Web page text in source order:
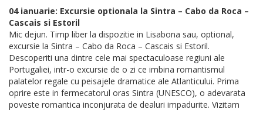
04 ianuarie: Excursie optionala la Sintra – Cabo da Roca –
Cascais si Estoril
Mic dejun. Timp liber la dispozitie in Lisabona sau, optional,
excursie la Sintra – Cabo da Roca – Cascais si Estoril.
Descoperiti una dintre cele mai spectaculoase regiuni ale
Portugaliei, intr-o excursie de o zi ce imbina romantismul
palatelor regale cu peisajele dramatice ale Atlanticului. Prima
oprire este in fermecatorul oras Sintra (UNESCO), o adevarata
poveste romantica inconjurata de dealuri impadurite. Vizitam